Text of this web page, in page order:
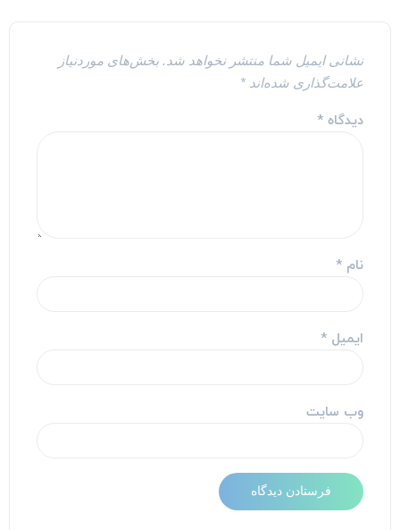
نشانی ایمیل شما منتشر نخواهد شد. بخش‌های موردنیاز
علامت‌گذاری شده‌اند*
دیدگاه*
نام*
ایمیل*
وب‌ سایت